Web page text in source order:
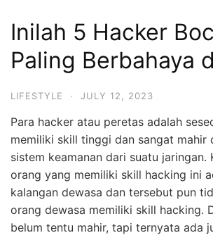
Inilah 5 Hacker
Paling Berbahaya
LIFESTYLE · JULY 12, 2023
Para hacker atau peretas adalah
memiliki skill tinggi dan sangat mahir
sistem keamanan dari suatu jaringan.
orang yang memiliki skill hacking ini
kalangan dewasa dan tersebut pun
orang dewasa memiliki skill hacking.
belum tentu mahir, tapi ternyata ada